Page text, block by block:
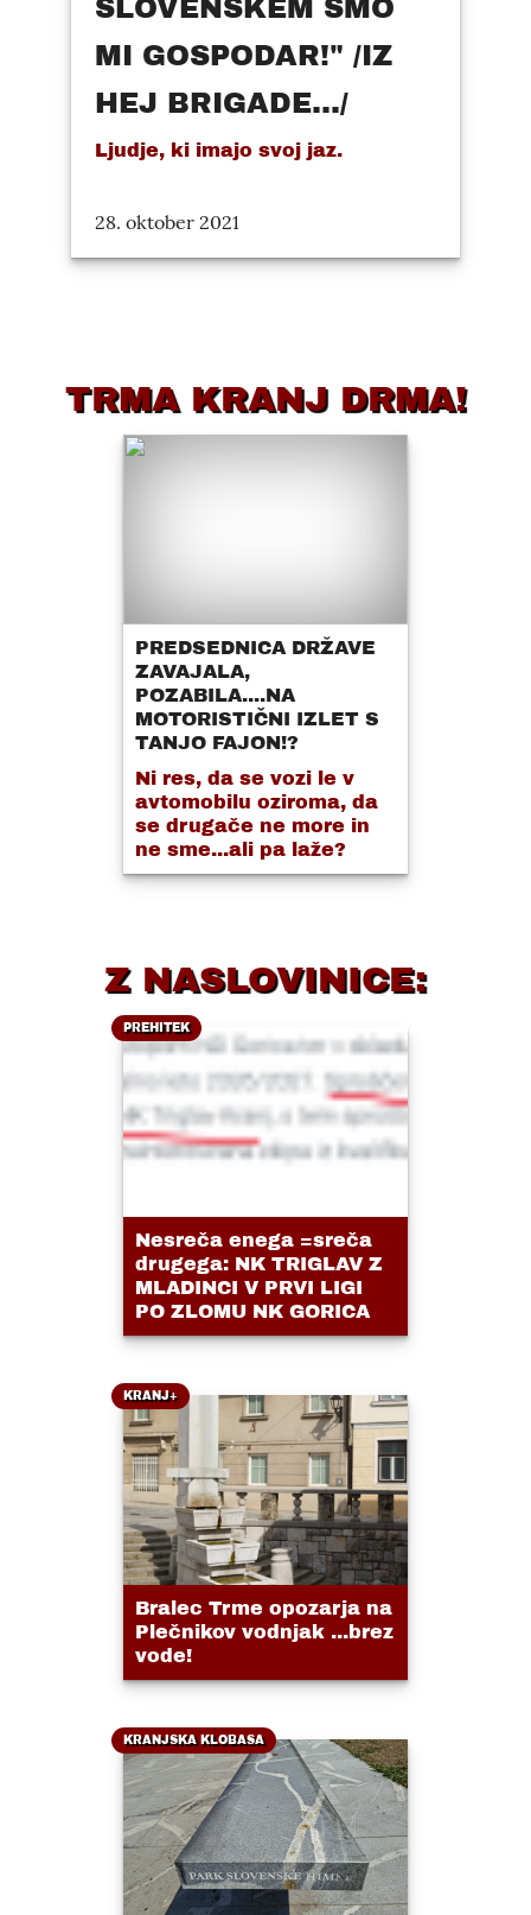
SLOVENSKEM SMO
MI GOSPODAR!" /IZ
HEJ BRIGADE.../
Ljudje, ki imajo svoj jaz.
28. oktober 2021
TRMA KRANJ DRMA!
PREDSEDNICA DRŽAVE
ZAVAJALA,
POZABILA....NA
MOTORISTIČNI IZLET S
TANJO FAJON!?
Ni res, da se vozi le v
avtomobilu oziroma, da
se drugače ne more in
ne sme...ali pa laže?
Z NASLOVINICE:
PREHITEK
Nesreča enega =sreča
drugega: NK TRIGLAV Z
MLADINCI V PRVI LIGI
PO ZLOMU NK GORICA
KRANJ+
Bralec Trme opozarja na
Plečnikov vodnjak ...brez
vode!
KRANJSKA KLOBASA